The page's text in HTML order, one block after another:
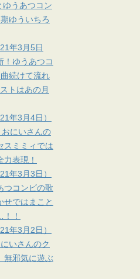
ゆうあつコン
ゆういちろ
年3月5日
！ゆうあつコ
続けて流れ
トはあの月
年3月4日）
おにいさんの
スミミィでは
表現！
年3月3日）
つコンビの歌
せではまこと
！
年3月2日）
いさんのク
無邪気に遊ぶ